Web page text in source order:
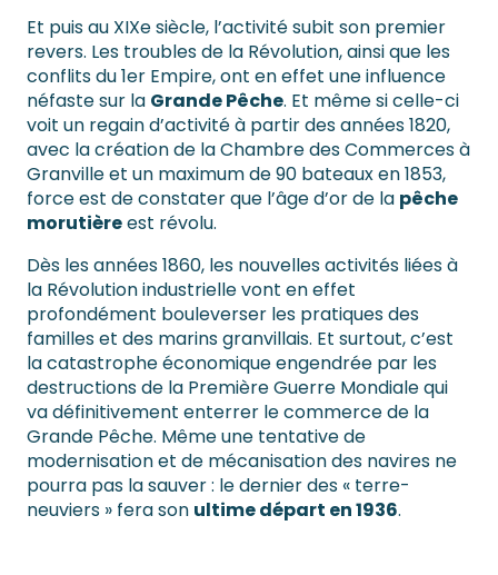
Et puis au XIXe siècle, l’activité subit son premier
revers. Les troubles de la Révolution, ainsi que les
conflits du 1er Empire, ont en effet une influence
néfaste sur la Grande Pêche. Et même si celle-ci
voit un regain d’activité à partir des années 1820,
avec la création de la Chambre des Commerces à
Granville et un maximum de 90 bateaux en 1853,
force est de constater que l’âge d’or de la pêche
morutièreest révolu.
Dès les années 1860, les nouvelles activités liées à
la Révolution industrielle vont en effet
profondément bouleverser les pratiques des
familles et des marins granvillais. Et surtout, c’est
la catastrophe économique engendrée par les
destructions de la Première Guerre Mondiale qui
va définitivement enterrer le commerce de la
Grande Pêche. Même une tentative de
modernisation et de mécanisation des navires ne
pourra pas la sauver : le dernier des « terre-
neuviers » fera son ultime départ en 1936.